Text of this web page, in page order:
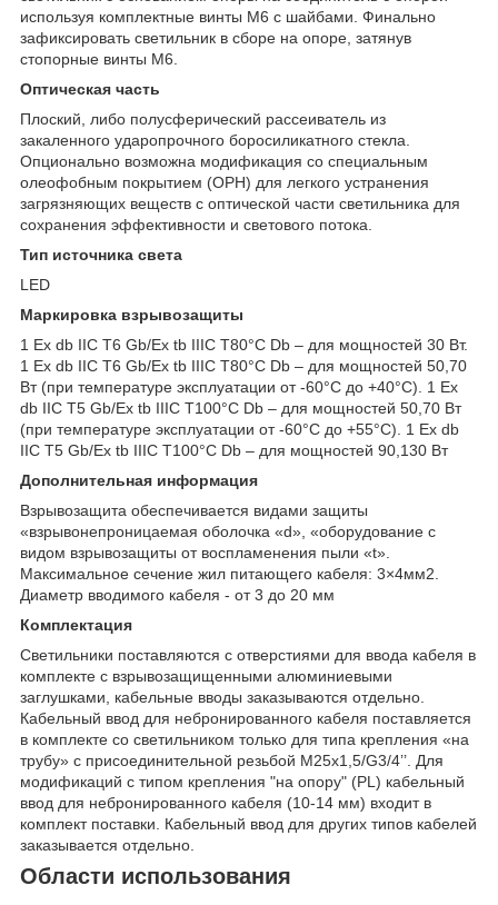
используя комплектные винты М6 с шайбами. Финально
зафиксировать светильник в сборе на опоре, затянув
стопорные винты М6.
Оптическая часть
Плоский, либо полусферический рассеиватель из
закаленного ударопрочного боросиликатного стекла.
Опционально возможна модификация со специальным
олеофобным покрытием (OPH) для легкого устранения
загрязняющих веществ с оптической части светильника для
сохранения эффективности и светового потока.
Тип источника света
LED
Маркировка взрывозащиты
1 Ex db IIC T6 Gb/Ex tb IIIC T80°C Db – для мощностей 30 Вт.
1 Ex db IIC T6 Gb/Ex tb IIIC T80°C Db – для мощностей 50,70
Вт (при температуре эксплуатации от -60°C до +40°C). 1 Ex
db IIC T5 Gb/Ex tb IIIC T100°C Db – для мощностей 50,70 Вт
(при температуре эксплуатации от -60°C до +55°C). 1 Ex db
IIC T5 Gb/Ex tb IIIC T100°C Db – для мощностей 90,130 Вт
Дополнительная информация
Взрывозащита обеспечивается видами защиты
«взрывонепроницаемая оболочка «d», «оборудование с
видом взрывозащиты от воспламенения пыли «t».
Максимальное сечение жил питающего кабеля: 3×4мм2.
Диаметр вводимого кабеля - от 3 до 20 мм
Комплектация
Светильники поставляются с отверстиями для ввода кабеля в
комплекте c взрывозащищенными алюминиевыми
заглушками, кабельные вводы заказываются отдельно.
Кабельный ввод для небронированного кабеля поставляется
в комплекте со светильником только для типа крепления «на
трубу» с присоединительной резьбой M25x1,5/G3/4’’. Для
модификаций с типом крепления "на опору" (PL) кабельный
ввод для небронированного кабеля (10-14 мм) входит в
комплект поставки. Кабельный ввод для других типов кабелей
заказывается отдельно.
Области использования